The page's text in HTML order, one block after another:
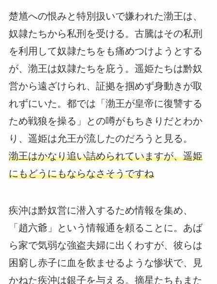
楚馗への恨みと特別扱いで嫌われた渤王は、
奴隷たちから私刑を受ける。古騰はその私刑
を利用して奴隷たちをも痛めつけようとする
が、渤王は奴隷たちを庇う。遥姫たちは黔奴
営から遠ざけられ、証拠を掴めず身動きが取
れずにいた。都では「渤王が皇帝に復讐する
ため戦狼を操る」との噂がもちきりだとわか
り、遥姫は允王が流したのだろうと見る。
渤王はかなり追い詰められていますが、遥姫
にもどうにもならなさそうですね
疾沖は黔奴営に潜入するため情報を集め、
「趙六爺」という情報通を頼ることに。あば
ら家で気弱な強盗夫婦に出くわすが、彼らは
困窮し赤子に血を飲ませるような惨状で、見
かねた疾沖は銀子を与える。摘星たちもまた